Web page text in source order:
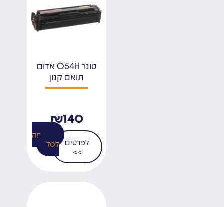
טונר 054H אדום
תואם קנון
₪140
לפרטים
>>
הוספה
לסל